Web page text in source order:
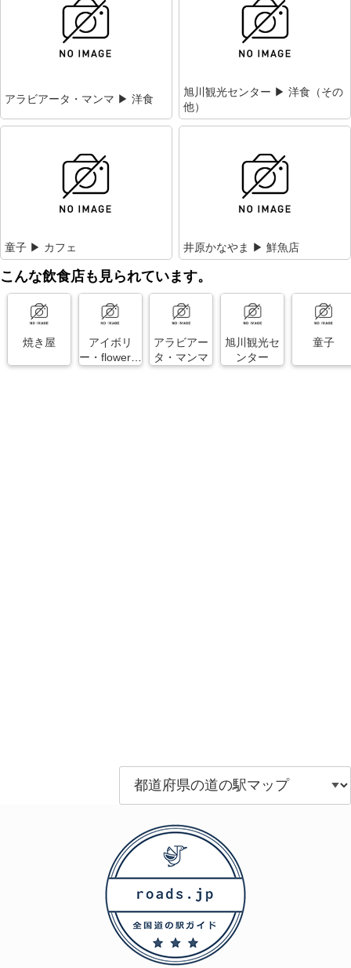
アラビアータ・マンマ ▶ 洋食
旭川観光センター ▶ 洋食（その
他）
童子 ▶ カフェ 井原かなやま ▶ 鮮魚店
こんな飲食店も見られています。
焼き屋
アイボリ
ー・flower・
アラビアー
タ・マンマ
旭川観光セ
ンター
童子